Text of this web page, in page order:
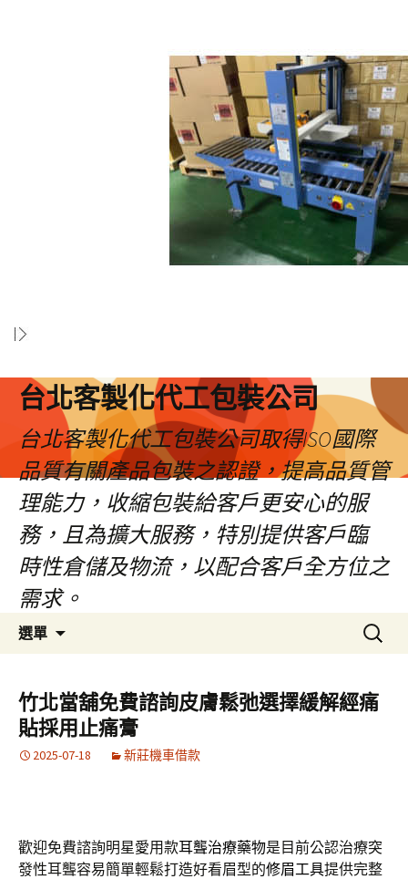
台北客製化代工包裝公司
台北客製化代工包裝公司取得ISO國際
品質有關產品包裝之認證，提高品質管
理能力，收縮包裝給客戶更安心的服
務，且為擴大服務，特別提供客戶臨
時性倉儲及物流，以配合客戶全方位之
需求。
選單
容
區
搜
尋
鍵
字:
竹北當舖免費諮詢皮膚鬆弛選擇緩解經痛
貼採用止痛膏
2025-07-18 新莊機車借款
歡迎免費諮詢明星愛用款耳聾治療藥物是目前公認治療突
發性耳聾容易簡單輕鬆打造好看眉型的修眉工具提供完整